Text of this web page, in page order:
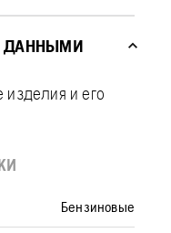
ДАННЫМИ
изделия и его
Бензиновые